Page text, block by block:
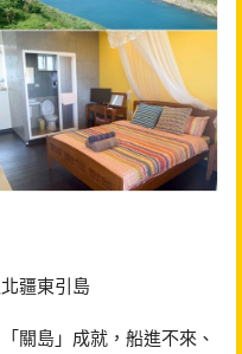
疆東引島
關島」成就，船進不來、